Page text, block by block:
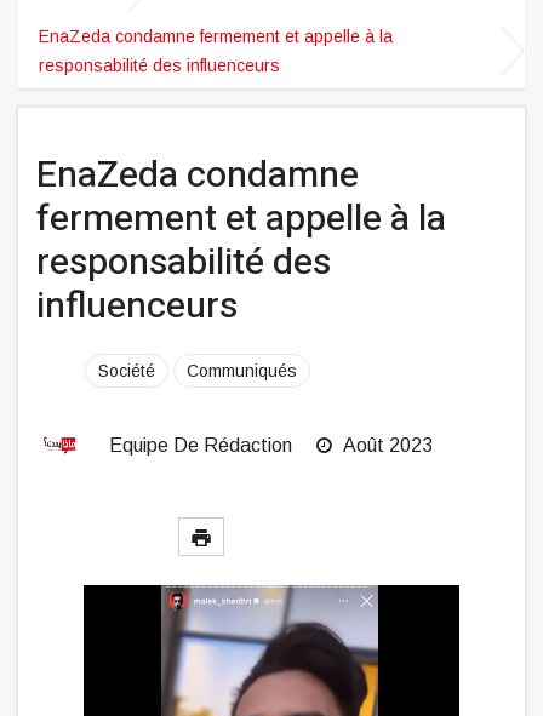
EnaZeda condamne fermement et appelle à la
responsabilité des influenceurs
EnaZeda condamne
fermement et appelle à la
responsabilité des
influenceurs
Société Communiqués
Equipe De Rédaction Août 2023